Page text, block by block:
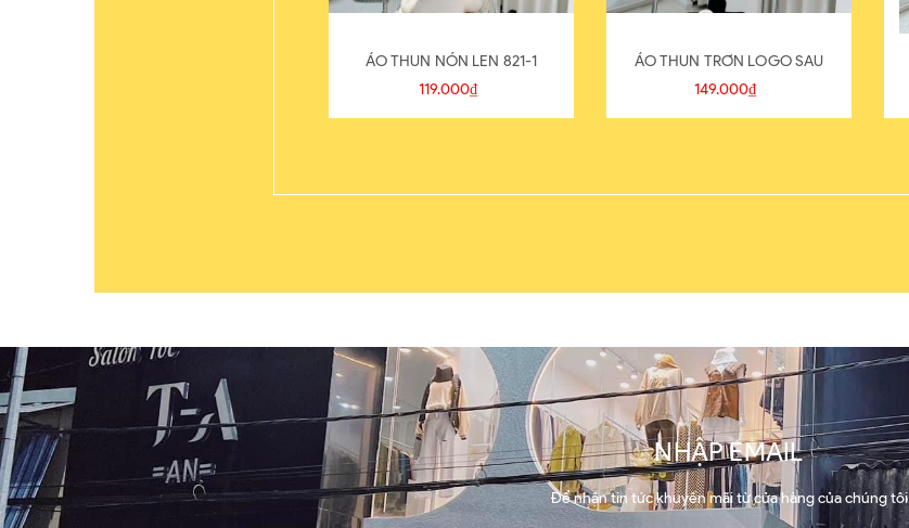
ÁO THUN NÓN LEN 821-1
119.000₫
ÁO THUN TRƠN LOGO SAU
149.000₫
NHẬP EMAIL
Để nhận tin tức khuyến mãi từ cửa hàng của chúng tôi